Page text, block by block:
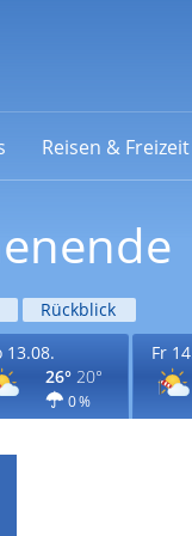
Reisen & Freizeit
Rückblick
13.08.
26° 20°
0 %
Fr